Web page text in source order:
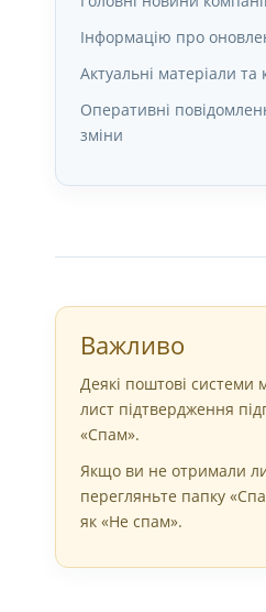
Інформацію про
Актуальні матеріали та
Оперативні
зміни
Важливо
Деякі поштові системи
лист підтвердження
«Спам».
Якщо ви не отримали
перегляньте папку
як «Не спам».